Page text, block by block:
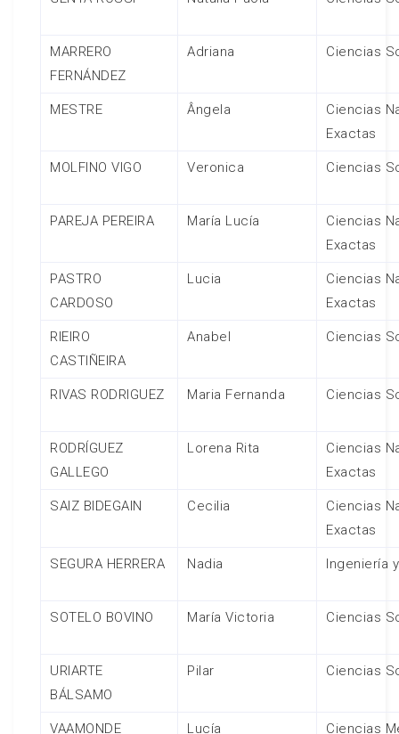
MARRERO
FERNÁNDEZ
Adriana Ciencias
MESTRE Ângela
Ciencias
Exactas
MOLFINO VIGO Veronica Ciencias
PAREJA PEREIRA María Lucía
Ciencias
Exactas
PASTRO
CARDOSO
Lucia
Ciencias
Exactas
RIEIRO
CASTIÑEIRA
Anabel Ciencias
RIVAS RODRIGUEZ Maria Fernanda Ciencias
RODRÍGUEZ
GALLEGO
Lorena Rita
Ciencias
Exactas
SAIZ BIDEGAIN Cecilia
Ciencias
Exactas
SEGURA HERRERA Nadia Ingeniería
SOTELO BOVINO María Victoria Ciencias
URIARTE
BÁLSAMO
Pilar Ciencias
VAAMONDE Lucía Ciencias